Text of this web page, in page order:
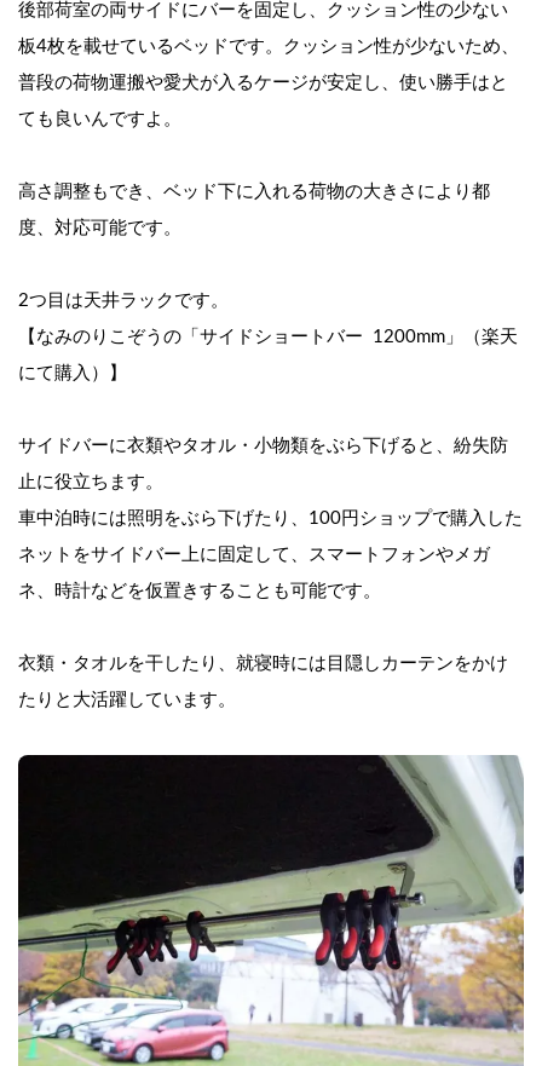
後部荷室の両サイドにバーを固定し、クッション性の少ない
板4枚を載せているベッドです。クッション性が少ないため、
普段の荷物運搬や愛犬が入るケージが安定し、使い勝手はと
ても良いんですよ。
高さ調整もでき、ベッド下に入れる荷物の大きさにより都
度、対応可能です。
2つ目は天井ラックです。
【なみのりこぞうの「サイドショートバー  1200mm」（楽天
にて購入）】
サイドバーに衣類やタオル・小物類をぶら下げると、紛失防
止に役立ちます。
車中泊時には照明をぶら下げたり、100円ショップで購入した
ネットをサイドバー上に固定して、スマートフォンやメガ
ネ、時計などを仮置きすることも可能です。
衣類・タオルを干したり、就寝時には目隠しカーテンをかけ
たりと大活躍しています。